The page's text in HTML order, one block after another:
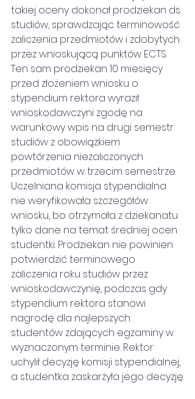
takiej oceny dokonał prodziekan ds.
studiów, sprawdzając terminowość
zaliczenia przedmiotów i zdobytych
przez wnioskującą punktów ECTS.
Ten sam prodziekan 10 miesięcy
przed złożeniem wniosku o
stypendium rektora wyraził
wnioskodawczyni zgodę na
warunkowy wpis na drugi semestr
studiów z obowiązkiem
powtórzenia niezaliczonych
przedmiotów w trzecim semestrze.
Uczelniana komisja stypendialna
nie weryfikowała szczegółów
wniosku, bo otrzymała z dziekanatu
tylko dane na temat średniej ocen
studentki. Prodziekan nie powinien
potwierdzić terminowego
zaliczenia roku studiów przez
wnioskodawczynię, podczas gdy
stypendium rektora stanowi
nagrodę dla najlepszych
studentów zdających egzaminy w
wyznaczonym terminie. Rektor
uchylił decyzję komisji stypendialnej,
a studentka zaskarżyła jego decyzję.